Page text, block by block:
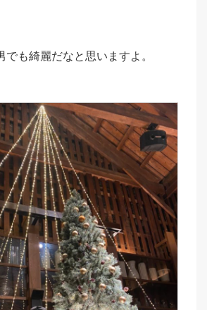
でも綺麗だなと思いますよ。